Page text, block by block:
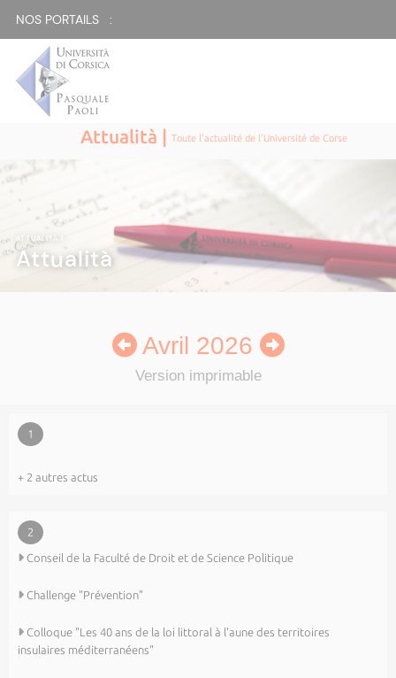
NOS PORTAILS :
Attualità |Toute l'actualité de l'Université de Corse
ATTUALITÀ
Attualità
Avril 2026
Version imprimable
1
+ 2 autres actus
2
Conseil de la Faculté de Droit et de Science Politique
Challenge "Prévention"
Colloque "Les 40 ans de la loi littoral à l'aune des territoires
insulaires méditerranéens"